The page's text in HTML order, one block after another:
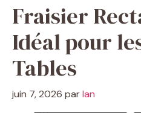
Fraisier
Idéal pour
Tables
juin 7, 2026 parIan